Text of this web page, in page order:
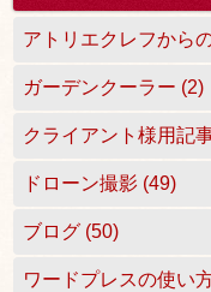
アトリエクレフから
ガーデンクーラー (2)
クライアント様用記
ドローン撮影 (49)
ブログ (50)
ワードプレスの使い